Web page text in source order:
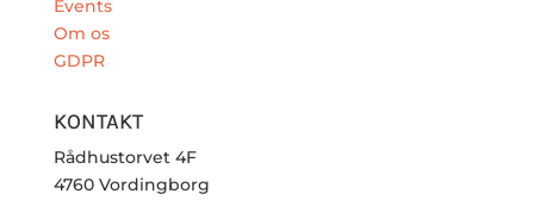
Events
Om os
GDPR
KONTAKT
Rådhustorvet 4F
4760 Vordingborg